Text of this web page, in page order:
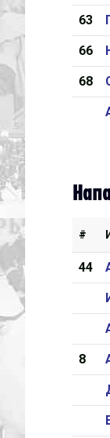
63
66
68
#
44
8